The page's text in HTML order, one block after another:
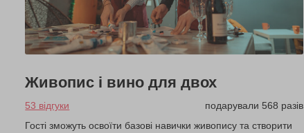
Живопис і вино для двох
53 відгуки
подарували 568 разів
Гості зможуть освоїти базові навички живопису та створити